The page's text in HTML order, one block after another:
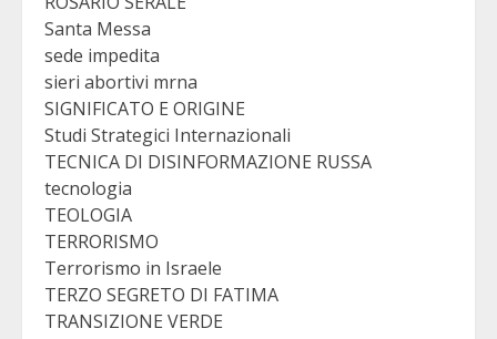
Santa Messa
sede impedita
sieri abortivi mrna
SIGNIFICATO E ORIGINE
Studi Strategici Internazionali
TECNICA DI DISINFORMAZIONE RUSSA
tecnologia
TEOLOGIA
TERRORISMO
Terrorismo in Israele
TERZO SEGRETO DI FATIMA
TRANSIZIONE VERDE